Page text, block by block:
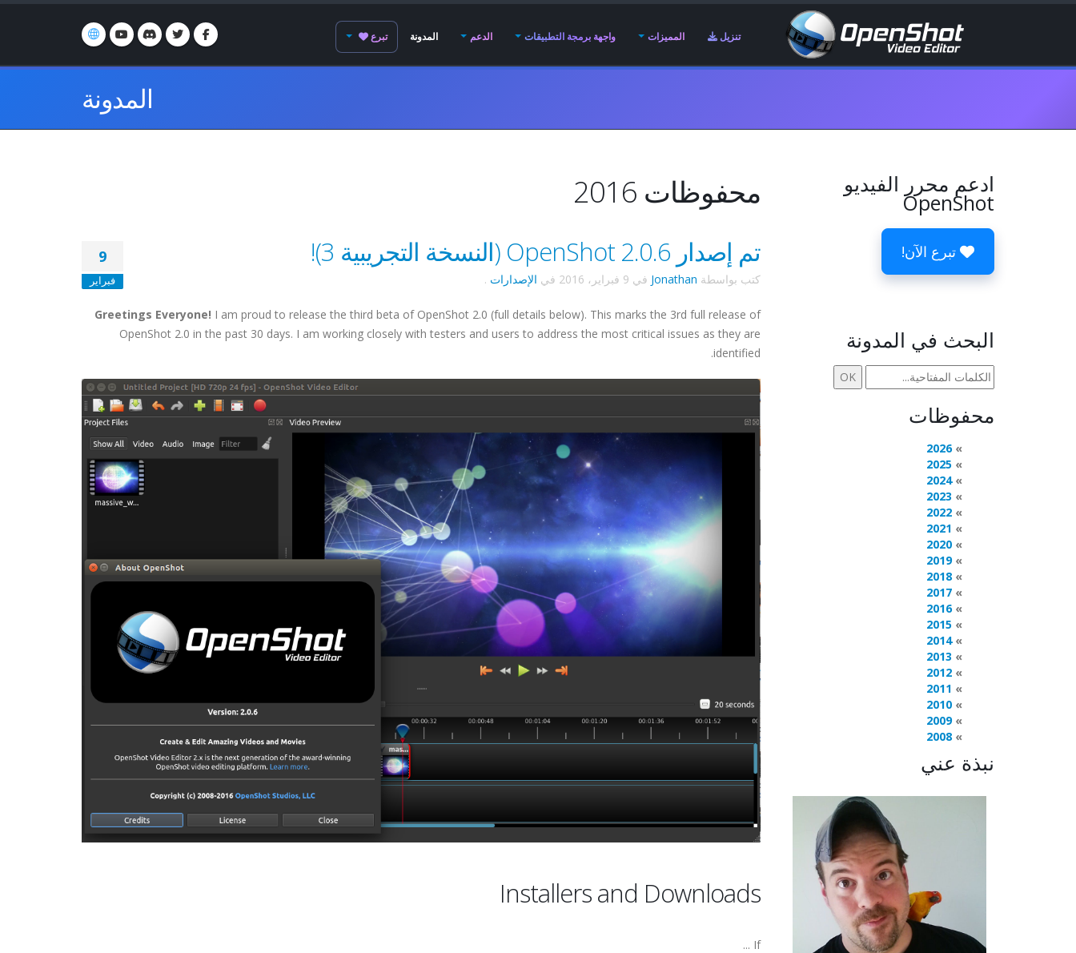
تنزيل المميزات واجهة برمجة التطبيقات الدعم المدونة تبرع
المدونة
محفوظات 2016
9
فبراير
تم إصدار OpenShot 2.0.6 (النسخة التجريبية 3)!
كتب بواسطة Jonathan في 9 فبراير، 2016 في الإصدارات .
Greetings Everyone! I am proud to release the third beta of OpenShot 2.0 (full details below). This marks the 3rd full release of
OpenShot 2.0 in the past 30 days. I am working closely with testers and users to address the most critical issues as they are
identified.
Installers and Downloads
If ...
ادعم محرر الفيديو
OpenShot
تبرع الآن!
البحث في المدونة
محفوظات
2026
2025
2024
2023
2022
2021
2020
2019
2018
2017
2016
2015
2014
2013
2012
2011
2010
2009
2008
نبذة عني